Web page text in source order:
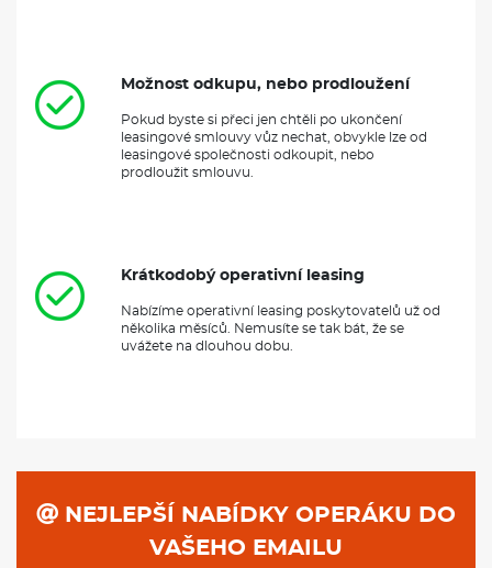
Možnost odkupu, nebo prodloužení
Pokud byste si přeci jen chtěli po ukončení
leasingové smlouvy vůz nechat, obvykle lze od
leasingové společnosti odkoupit, nebo
prodloužit smlouvu.
Krátkodobý operativní leasing
Nabízíme operativní leasing poskytovatelů už od
několika měsíců. Nemusíte se tak bát, že se
uvážete na dlouhou dobu.
NEJLEPŠÍ NABÍDKY OPERÁKU DO
VAŠEHO EMAILU